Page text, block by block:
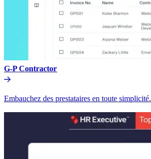
G-P Contractor​​
Embauchez des prestataires en toute simplicité.​​